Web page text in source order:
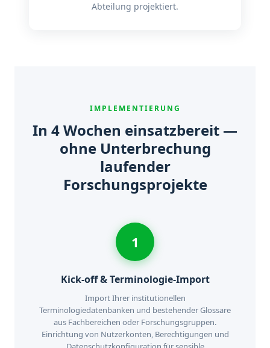
Abteilung projektiert.
IMPLEMENTIERUNG
In 4 Wochen einsatzbereit —
ohne Unterbrechung
laufender
Forschungsprojekte
1
Kick-off & Terminologie-Import
Import Ihrer institutionellen
Terminologiedatenbanken und bestehender Glossare
aus Fachbereichen oder Forschungsgruppen.
Einrichtung von Nutzerkonten, Berechtigungen und